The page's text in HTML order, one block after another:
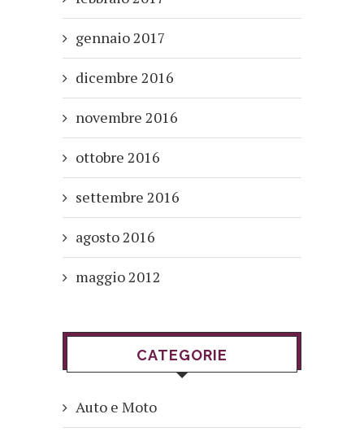
gennaio 2017
dicembre 2016
novembre 2016
ottobre 2016
settembre 2016
agosto 2016
maggio 2012
CATEGORIE
Auto e Moto